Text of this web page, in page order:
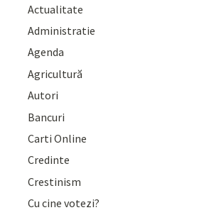
Actualitate
Administratie
Agenda
Agricultură
Autori
Bancuri
Carti Online
Credinte
Crestinism
Cu cine votezi?